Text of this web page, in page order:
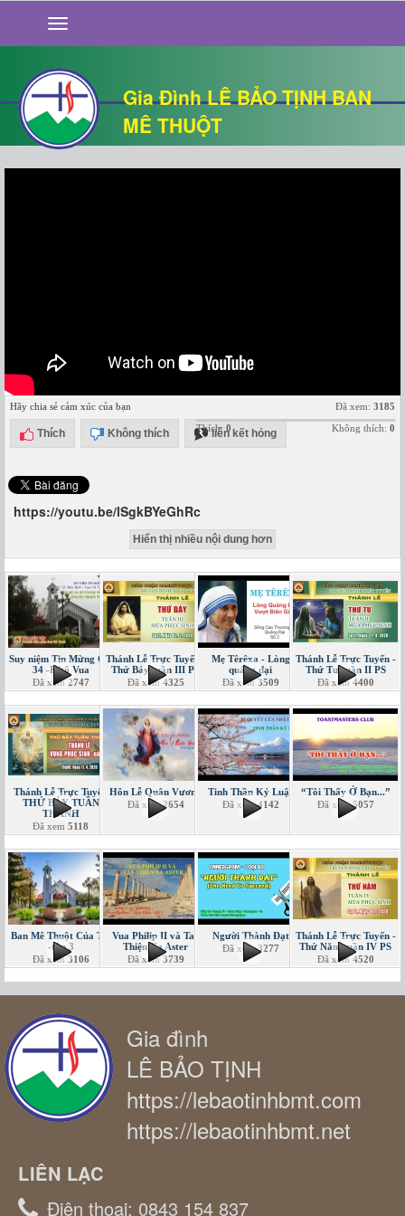
Gia Đình LÊ BẢO TỊNH BAN
MÊ THUỘT
GIỚI THIỆU
TIN TỨC
SỐNG ĐẠO
CHUYỆN NHÀ
QUÁN VĂN
Hãy chia sẻ cảm xúc của bạn
Thích Không thích liên kết hỏng
Đã xem: 3185
Thích: 0 Không thích: 0
https://youtu.be/lSgkBYeGhRc
Hiển thị nhiều nội dung hơn
Suy niệm Tin Mừng CN
34 -Kitô Vua
Đã xem2747
Thánh Lễ Trực Tuyến -
Thứ Bảy tuần III PS
Đã xem4325
Mẹ Têrêxa - Lòng
quảng đại
Đã xem3509
Thánh Lễ Trực Tuyến -
Thứ Tư tuần II PS
Đã xem4400
Thánh Lễ Trực Tuyến
THỨ BẢY TUẦN
THÁNH
Đã xem 5118
Hôn Lễ Quân Vương
Đã xem2654
Tinh Thần Kỷ Luật
Đã xem4142
“Tôi Thấy Ở Bạn...”
Đã xem5057
Ban Mê Thuột Của Tôi
-tập 3
Đã xem3106
Vua Philip II và Tay
Thiện Xạ Aster
Đã xem3739
Người Thành Đạt
Đã xem3277
Thánh Lễ Trực Tuyến -
Thứ Năm tuần IV PS
Đã xem4520
Gia đình
LÊ BẢO TỊNH
https://lebaotinhbmt.com
https://lebaotinhbmt.net
LIÊN LẠC
Điện thoại: 0843 154 837